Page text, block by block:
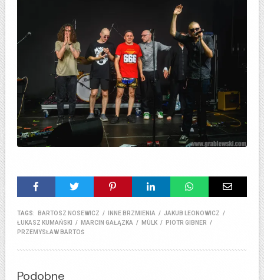
TAGS: BARTOSZ NOSEWICZ / INNE BRZMIENIA / JAKUB LEONOWICZ /
ŁUKASZ KUMAŃSKI
/ MARCIN GAŁĄZKA / MÙLK / PIOTR GIBNER /
PRZEMYSŁAW BARTOŚ
Podobne